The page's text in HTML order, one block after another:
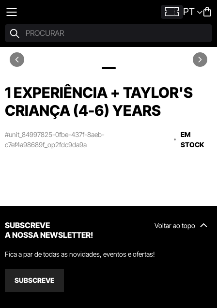
PT
1 EXPERIÊNCIA + TAYLOR'S
CRIANÇA (4-6) YEARS
#unit_84997825-0fbe-437f-8aeb-
c7ef4a98689f_op2fdc9da9a
EM
STOCK
Voltar ao topo
SUBSCREVE
A NOSSA NEWSLETTER!
Fica a par de todas as novidades, eventos e ofertas!
SUBSCREVE